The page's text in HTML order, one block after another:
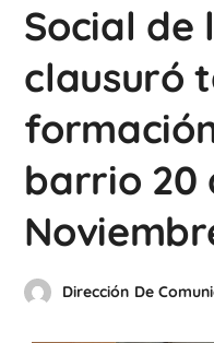
Social de
clausuró
barrio 20
Dirección De